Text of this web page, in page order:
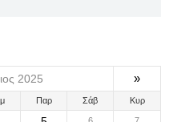
2025 »
Παρ Σάβ Κυρ